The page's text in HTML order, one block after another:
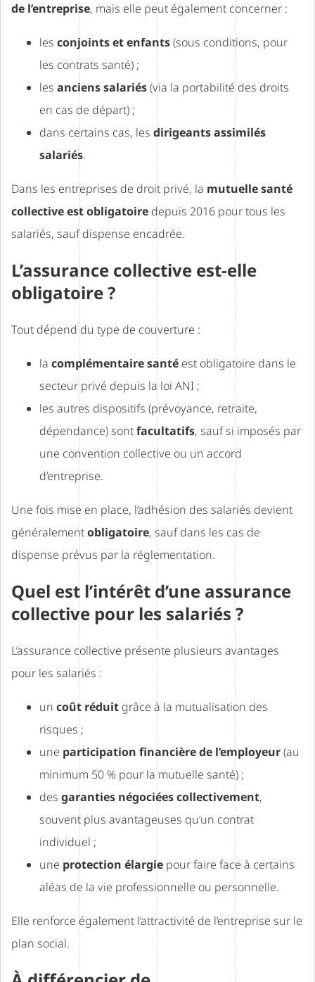
de l’entreprise, mais elle peut également concerner :
les conjoints et enfants(sous conditions, pour
les contrats santé) ;
les anciens salariés(via la portabilité des droits
en cas de départ) ;
dans certains cas, les dirigeants assimilés
salariés.
Dans les entreprises de droit privé, la mutuelle santé
collective est obligatoire depuis 2016 pour tous les
salariés, sauf dispense encadrée.
L’assurance collective est-elle
obligatoire ?
Tout dépend du type de couverture :
la complémentaire santé est obligatoire dans le
secteur privé depuis la loi ANI ;
les autres dispositifs (prévoyance, retraite,
dépendance) sontfacultatifs, sauf si imposés par
une convention collective ou un accord
d’entreprise.
Une fois mise en place, l’adhésion des salariés devient
généralementobligatoire, sauf dans les cas de
dispense prévus par la réglementation.
Quel est l’intérêt d’une assurance
collective pour les salariés ?
L’assurance collective présente plusieurs avantages
pour les salariés :
un coût réduit grâce à la mutualisation des
risques ;
une participation financière de l’employeur(au
minimum 50 % pour la mutuelle santé) ;
des garanties négociées collectivement,
souvent plus avantageuses qu’un contrat
individuel ;
une protection élargie pour faire face à certains
aléas de la vie professionnelle ou personnelle.
Elle renforce également l’attractivité de l’entreprise sur le
plan social.